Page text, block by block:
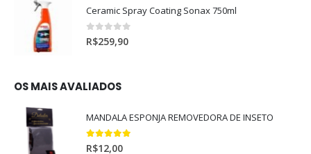
Ceramic Spray Coating Sonax 750ml
0out of 5
R$259,90
OS MAIS AVALIADOS
MANDALA ESPONJA REMOVEDORA DE INSETO
5.00out of 5
R$12,00